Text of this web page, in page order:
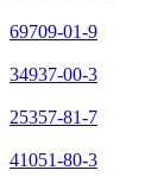
69709-01-9
34937-00-3
25357-81-7
41051-80-3